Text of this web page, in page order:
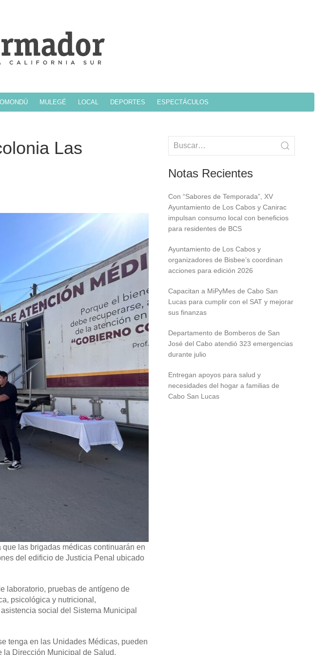
MULEGÉ LOCAL DEPORTES ESPECTÁCULOS
Las
las brigadas médicas continuarán en
del edificio de Justicia Penal ubicado
laboratorio, pruebas de antígeno de
psicológica y nutricional,
social del Sistema Municipal
tenga en las Unidades Médicas, pueden
la Dirección Municipal de Salud.
Notas Recientes
Con “Sabores de Temporada”, XV
Ayuntamiento de Los Cabos y Canirac
impulsan consumo local con beneficios
para residentes de BCS
Ayuntamiento de Los Cabos y
organizadores de Bisbee’s coordinan
acciones para edición 2026
Capacitan a MiPyMes de Cabo San
Lucas para cumplir con el SAT y mejorar
sus finanzas
Departamento de Bomberos de San
José del Cabo atendió 323 emergencias
durante julio
Entregan apoyos para salud y
necesidades del hogar a familias de
Cabo San Lucas